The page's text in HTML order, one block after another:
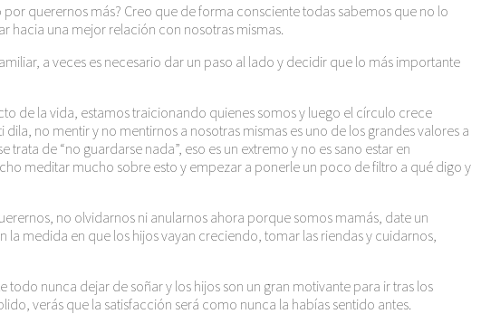
querernos más? Creo que de forma consciente todas sabemos que no lo
hacia una mejor relación con nosotras mismas.
a veces es necesario dar un paso al lado y decidir que lo más importante
de la vida, estamos traicionando quienes somos y luego el círculo crece
no mentir y no mentirnos a nosotras mismas es uno de los grandes valores a
de “no guardarse nada”, eso es un extremo y no es sano estar en
meditar mucho sobre esto y empezar a ponerle un poco de filtro a qué digo y
no olvidarnos ni anularnos ahora porque somos mamás, date un
medida en que los hijos vayan creciendo, tomar las riendas y cuidarnos,
nunca dejar de soñar y los hijos son un gran motivante para ir tras los
verás que la satisfacción será como nunca la habías sentido antes.